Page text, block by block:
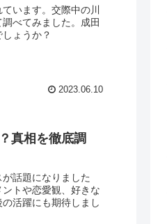
います。交際中の川
べてみました。成田
ょうか？
2023.06.10
真相を徹底調
話題になりました
トや恋愛観、好きな
活躍にも期待しまし